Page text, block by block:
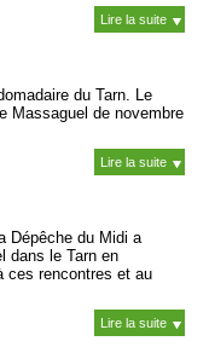
Lire la suite
du Tarn. Le
Massaguel de novembre
Lire la suite
Dépêche du Midi a
dans le Tarn en
ces rencontres et au
Lire la suite